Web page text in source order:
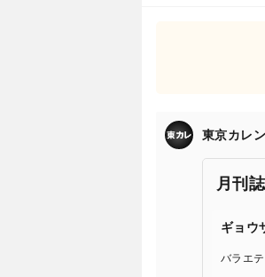
東京カレ
月刊
ギョウ
バラエ